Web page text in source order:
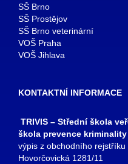
SŠ Brno
SŠ Prostějov
SŠ Brno veterinární
VOŠ Praha
VOŠ Jihlava
KONTAKTNÍ INFORMACE
TRIVIS – Střední škola
škola prevence
výpis z obchodního rejstříku
Hovorčovická 1281/11